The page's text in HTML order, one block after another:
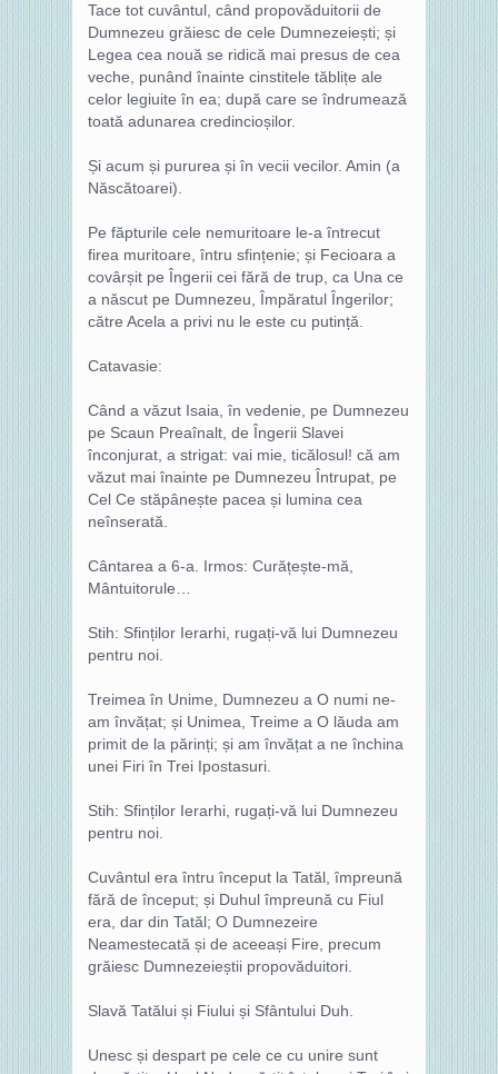
Tace tot cuvântul, când propovăduitorii de
Dumnezeu grăiesc de cele Dumnezeiești; și
Legea cea nouă se ridică mai presus de cea
veche, punând înainte cinstitele tăblițe ale
celor legiuite în ea; după care se îndrumează
toată adunarea credincioșilor.
Și acum și pururea și în vecii vecilor. Amin (a
Născătoarei).
Pe făpturile cele nemuritoare le-a întrecut
firea muritoare, întru sfințenie; și Fecioara a
covârșit pe Îngerii cei fără de trup, ca Una ce
a născut pe Dumnezeu, Împăratul Îngerilor;
către Acela a privi nu le este cu putință.
Catavasie:
Când a văzut Isaia, în vedenie, pe Dumnezeu
pe Scaun Preaînalt, de Îngerii Slavei
înconjurat, a strigat: vai mie, ticălosul! că am
văzut mai înainte pe Dumnezeu Întrupat, pe
Cel Ce stăpânește pacea și lumina cea
neînserată.
Cântarea a 6-a. Irmos: Curățește-mă,
Mântuitorule…
Stih: Sfinților Ierarhi, rugați-vă lui Dumnezeu
pentru noi.
Treimea în Unime, Dumnezeu a O numi ne-
am învățat; și Unimea, Treime a O lăuda am
primit de la părinți; și am învățat a ne închina
unei Firi în Trei Ipostasuri.
Stih: Sfinților Ierarhi, rugați-vă lui Dumnezeu
pentru noi.
Cuvântul era întru început la Tatăl, împreună
fără de început; și Duhul împreună cu Fiul
era, dar din Tatăl; O Dumnezeire
Neamestecată și de aceeași Fire, precum
grăiesc Dumnezeieștii propovăduitori.
Slavă Tatălui și Fiului și Sfântului Duh.
Unesc și despart pe cele ce cu unire sunt